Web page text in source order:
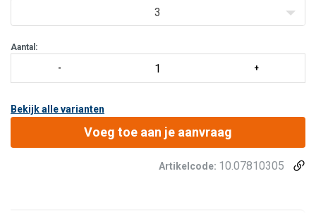
3
Aantal:
Bekijk alle varianten
Voeg toe aan je aanvraag
Artikelcode: 10.07810305